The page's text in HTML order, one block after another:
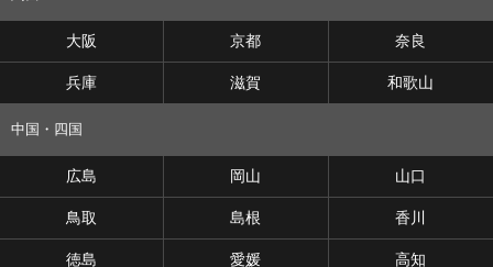
大阪 京都 奈良
兵庫 滋賀 和歌山
中国・四国
広島 岡山 山口
鳥取 島根 香川
徳島 愛媛 高知